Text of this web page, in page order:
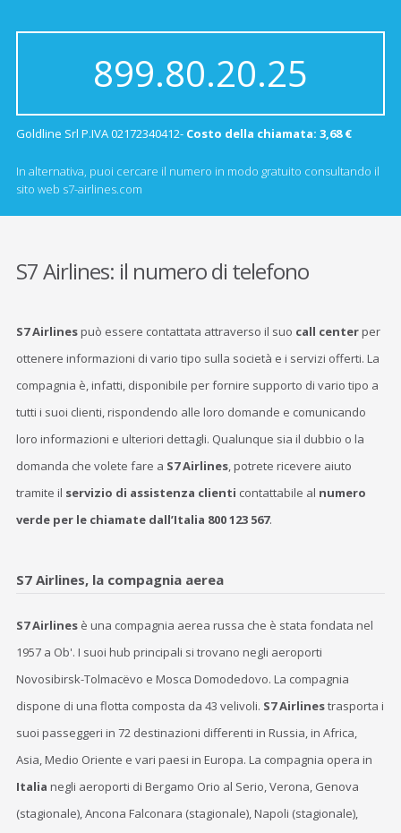
899.80.20.25
Goldline Srl P.IVA 02172340412- Costo della chiamata: 3,68 €
In alternativa, puoi cercare il numero in modo gratuito consultando il
sito web s7-airlines.com
S7 Airlines: il numero di telefono
S7 Airlinespuò essere contattata attraverso il suo call centerper
ottenere informazioni di vario tipo sulla società e i servizi offerti. La
compagnia è, infatti, disponibile per fornire supporto di vario tipo a
tutti i suoi clienti, rispondendo alle loro domande e comunicando
loro informazioni e ulteriori dettagli. Qualunque sia il dubbio o la
domanda che volete fare a S7 Airlines, potrete ricevere aiuto
tramite il servizio di assistenza clienti contattabile al numero
verde per le chiamate dall’Italia 800 123 567.
S7 Airlines, la compagnia aerea
S7 Airlinesè una compagnia aerea russa che è stata fondata nel
1957 a Ob'. I suoi hub principali si trovano negli aeroporti
Novosibirsk-Tolmacëvo e Mosca Domodedovo. La compagnia
dispone di una flotta composta da 43 velivoli. S7 Airlinestrasporta i
suoi passeggeri in 72 destinazioni differenti in Russia, in Africa,
Asia, Medio Oriente e vari paesi in Europa. La compagnia opera in
Italia negli aeroporti di Bergamo Orio al Serio, Verona, Genova
(stagionale), Ancona Falconara (stagionale), Napoli (stagionale),